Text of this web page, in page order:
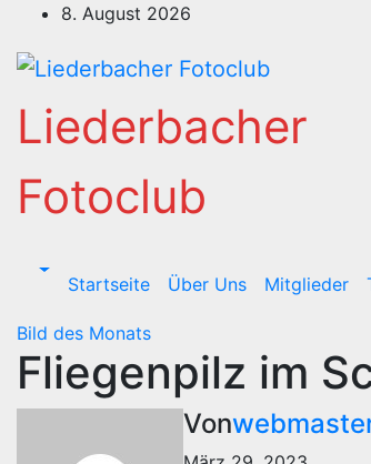
springen
8. August 2026
Liederbacher
Fotoclub
Startseite Über Uns Mitglieder
Bild des Monats
Fliegenpilz im
Von